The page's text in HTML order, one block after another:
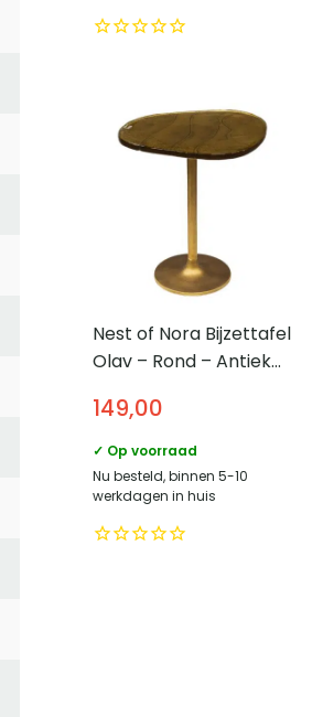
Nest of Nora Bijzettafel
Olav – Rond – Antiek
149,00
✓ Op voorraad
Nu besteld, binnen 5-10
werkdagen in huis